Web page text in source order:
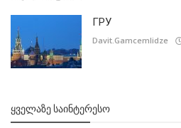
ГРУ
Davit.Gamcemlidze
ᲧᲕᲔᲚᲐᲖᲔ ᲡᲐᲘᲜᲢᲔᲠᲔᲡᲝ